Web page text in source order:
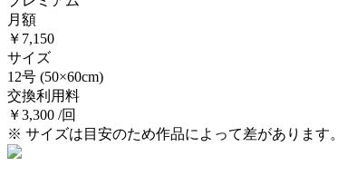
月額
￥7,150
サイズ
12号 (50×60cm)
交換利用料
￥3,300 /回
※ サイズは目安のため作品によって差があります。